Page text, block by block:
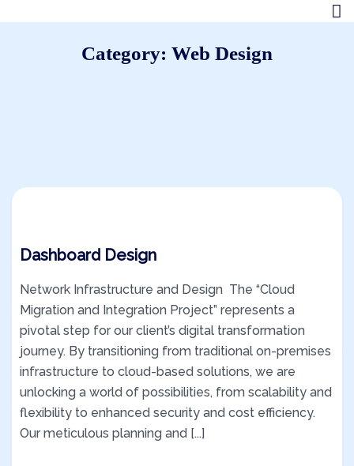
Category: Web Design
Dashboard Design
Network Infrastructure and Design The “Cloud
Migration and Integration Project” represents a
pivotal step for our client’s digital transformation
journey. By transitioning from traditional on-premises
infrastructure to cloud-based solutions, we are
unlocking a world of possibilities, from scalability and
flexibility to enhanced security and cost efficiency.
Our meticulous planning and [...]